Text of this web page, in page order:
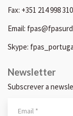
Fax: +351 214 998 310
Email:
Skype:
Newsletter
Subscrever a